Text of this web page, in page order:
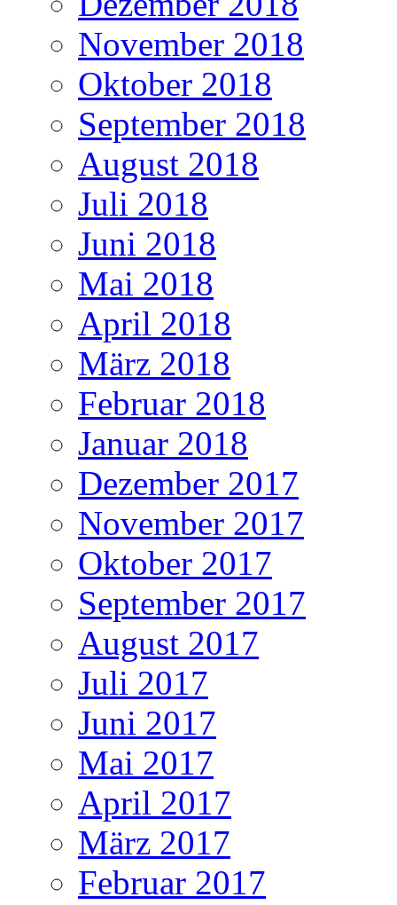
November 2018
Oktober 2018
September 2018
August 2018
Juli 2018
Juni 2018
Mai 2018
April 2018
März 2018
Februar 2018
Januar 2018
Dezember 2017
November 2017
Oktober 2017
September 2017
August 2017
Juli 2017
Juni 2017
Mai 2017
April 2017
März 2017
Februar 2017